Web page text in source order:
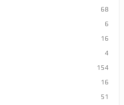
68
6
16
4
154
16
51